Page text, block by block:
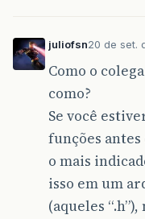
juliofsn20 de set.
Como o
como?
Se você
funções
o mais
isso em um
(aqueles